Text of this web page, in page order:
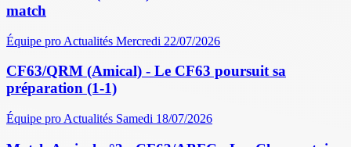
match
Équipe pro Actualités Mercredi 22/07/2026
CF63/QRM (Amical) - Le CF63 poursuit sa
préparation (1-1)
Équipe pro Actualités Samedi 18/07/2026